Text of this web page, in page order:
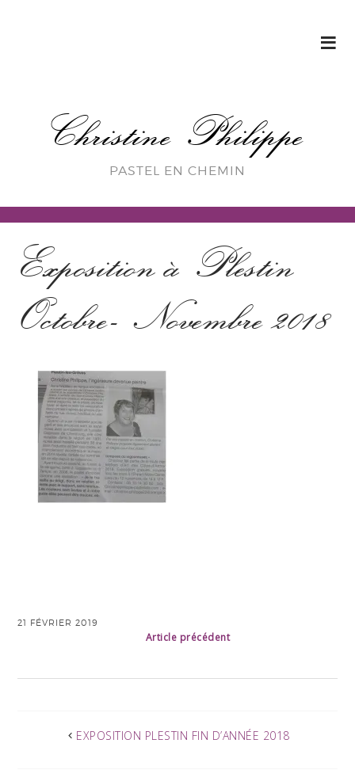
Christine Philippe
PASTEL EN CHEMIN
Exposition à Plestin
Octobre- Novembre 2018
21 FÉVRIER 2019
Article précédent
EXPOSITION PLESTIN FIN D’ANNÉE 2018